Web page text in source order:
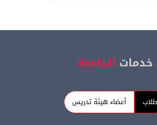
خدمات الجامعة
طلاب أعضاء هيئة تدريس